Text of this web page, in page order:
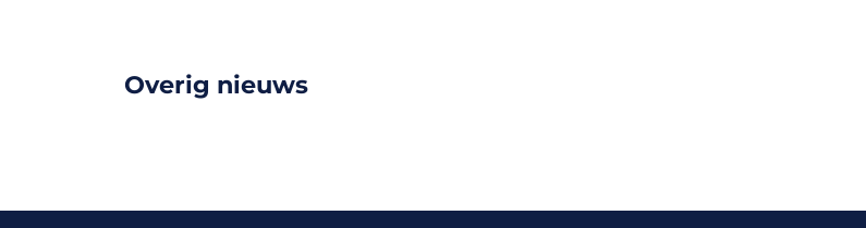
Overig nieuws